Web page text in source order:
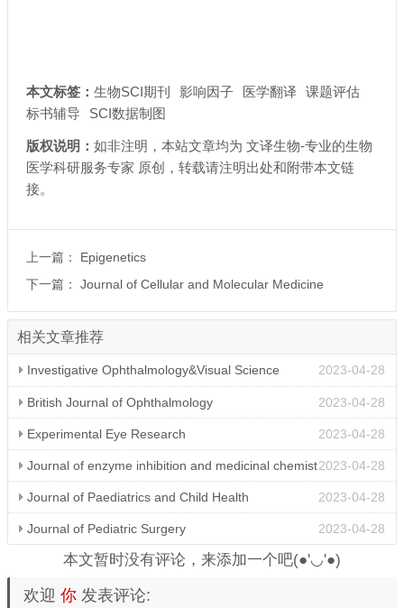
本文标签： 生物SCI期刊 影响因子 医学翻译
课题评估
标书辅导
SCI数据制图
版权说明： 如非注明，本站文章均为 文译生物-专业的生物
医学科研服务专家 原创，转载请注明出处和附带本文链
接。
上一篇： Epigenetics
下一篇： Journal of Cellular and Molecular Medicine
相关文章推荐
2023-04-28
Investigative Ophthalmology&Visual Science
2023-04-28
British Journal of Ophthalmology
2023-04-28
Experimental Eye Research
2023-04-28
Journal of enzyme inhibition and medicinal chemist
ry 2023-04-28
Journal of Paediatrics and Child Health
2023-04-28
Journal of Pediatric Surgery
本文暂时没有评论，来添加一个吧(●'◡'●)
欢迎 你 发表评论: